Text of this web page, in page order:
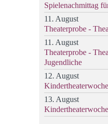
Spielenachmittag
11. August
Theaterprobe -
11. August
Theaterprobe -
Jugendliche
12. August
13. August